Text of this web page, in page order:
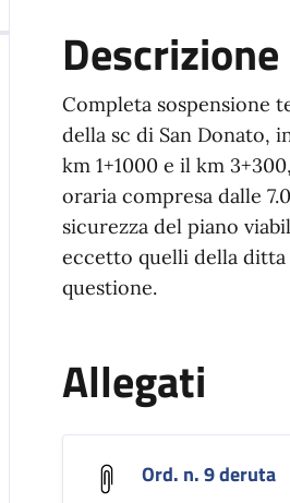
Descrizione
Completa sospensione
della sc di San Donato,
km 1+1000 e il km
oraria compresa dalle
sicurezza del piano
eccetto quelli della
questione.
Allegati
Ord. n. 9 deruta